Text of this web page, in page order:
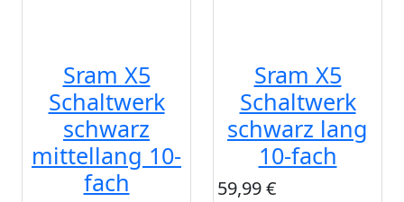
Sram X5
Schaltwerk
schwarz
mittellang 10-
fach
Sram X5
Schaltwerk
schwarz lang
10-fach
59,99 €